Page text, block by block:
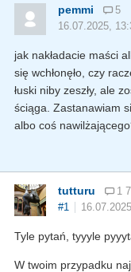
pemmi
5
16.07.2025,
jak nakładacie maści
się wchłonęło, czy
łuski niby zeszły, ale
ściąga. Zastanawiam
albo coś
tutturu
1
#1
Tyle pytań, tyyyle
W twoim przypadku